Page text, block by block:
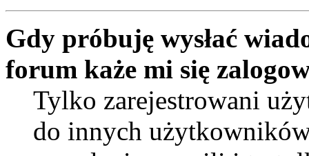
Gdy próbuję wysłać
forum każe mi się
Tylko zarejestrowani
do innych